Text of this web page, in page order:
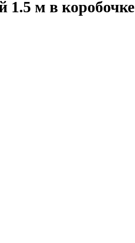
1.5 м в коробочке